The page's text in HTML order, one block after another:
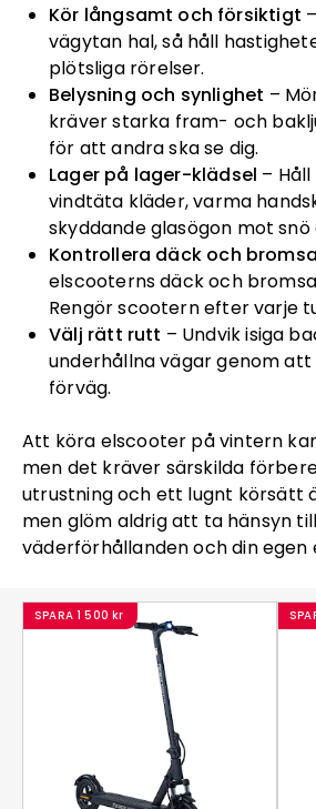
Kör långsamt och försiktigt
vägytan hal, så håll
plötsliga rörelser.
Belysning och synlighet –
kräver starka fram- och
för att andra ska se dig.
Lager på lager-klädsel –
vindtäta kläder, varma
skyddande glasögon mot snö
Kontrollera däck och
elscooterns däck och
Rengör scootern efter varje
Välj rätt rutt – Undvik isiga
underhållna vägar genom
förväg.
Att köra elscooter på vintern
men det kräver särskilda
utrustning och ett lugnt körsätt
men glöm aldrig att ta hänsyn till
väderförhållanden och din egen
SPARA 1 500 kr